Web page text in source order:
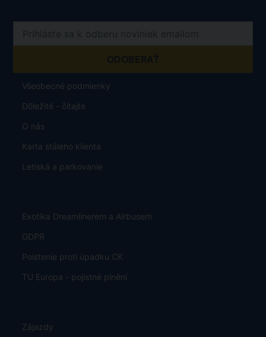
Všeobecné podmienky
Dôležité - čítajte
O nás
Karta stáleho klienta
Letiská a parkovanie
Exotika Dreamlinerem a Airbusem
GDPR
Poistenie proti úpadku CK
TU Europa - pojistné plnění
Zájazdy